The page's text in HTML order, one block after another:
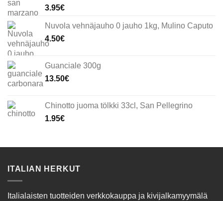
3.95€
Nuvola vehnäjauho 0 jauho 1kg, Mulino Caputo
4.50€
Guanciale 300g
13.50€
Chinotto juoma tölkki 33cl, San Pellegrino
1.95€
ITALIAN HERKUT
Italialaisten tuotteiden verkkokauppa ja kivijalkamyymälä